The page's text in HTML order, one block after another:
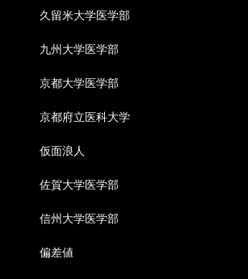
久留米大学医学部
九州大学医学部
京都大学医学部
京都府立医科大学
仮面浪人
佐賀大学医学部
信州大学医学部
偏差値